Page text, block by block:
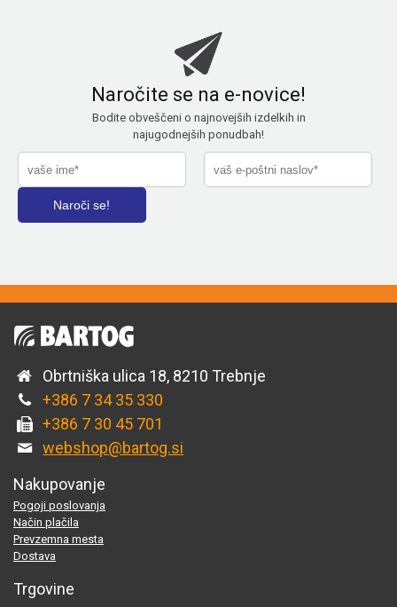
Naročite se na e-novice!
Bodite obveščeni o najnovejših izdelkih in
najugodnejših ponudbah!
Obrtniška ulica 18, 8210 Trebnje
+386 7 34 35 330
+386 7 30 45 701
webshop@bartog.si
Nakupovanje
Pogoji poslovanja
Način plačila
Prevzemna mesta
Dostava
Trgovine